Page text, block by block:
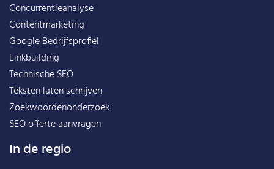
Concurrentieanalyse
Contentmarketing
Google Bedrijfsprofiel
Linkbuilding
Technische SEO
Teksten laten schrijven
Zoekwoordenonderzoek
SEO offerte aanvragen
In de regio